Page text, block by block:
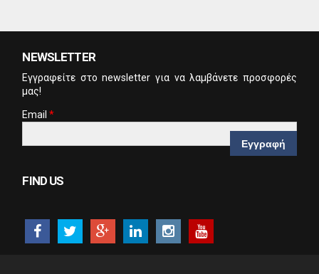
NEWSLETTER
Eγγραφείτε στο newsletter για να λαμβάνετε προσφορές
μας!
Email*
This
whether or
not you are a
human
FIND US